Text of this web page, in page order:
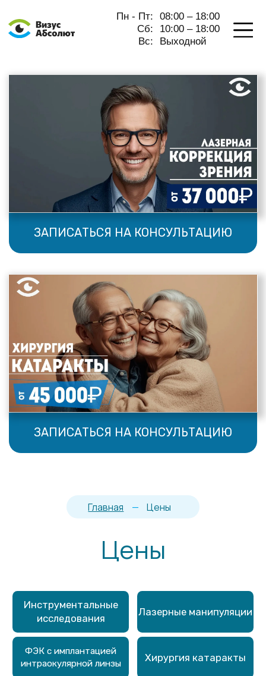
08:00 – 18:00
10:00 – 18:00
Выходной
ЗАПИСАТЬСЯ НА КОНСУЛЬТАЦИЮ
ЗАПИСАТЬСЯ НА КОНСУЛЬТАЦИЮ
Цены
Главная — Цены
Инструментальные
Лазерные манипуляции
Антиглаукомные
Хирургическое лечение
исследования